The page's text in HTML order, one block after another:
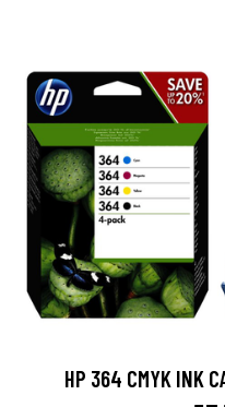
HP 364 CMYK INK